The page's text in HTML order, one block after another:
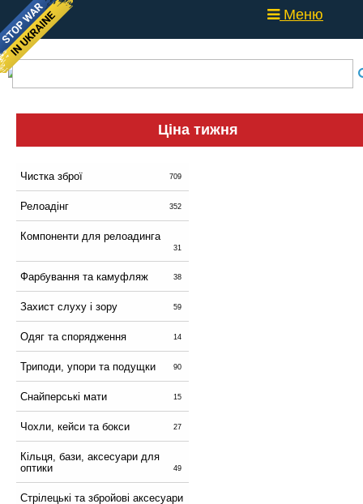
Меню
Ціна тижня
Чистка зброї 709
Релоадінг 352
Компоненти для релоадинга
31
Фарбування та камуфляж 38
Захист слуху і зору 59
Одяг та спорядження 14
Триподи, упори та подущки 90
Снайперські мати 15
Чохли, кейси та бокси 27
Кільця, бази, аксесуари для
оптики
49
Стрілецькі та збройові аксесуари